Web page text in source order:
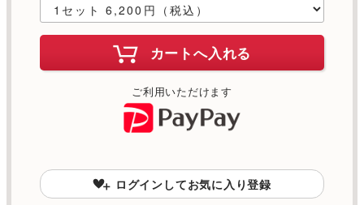
カートへ入れる
ご利用いただけます
ログインしてお気に入り登録